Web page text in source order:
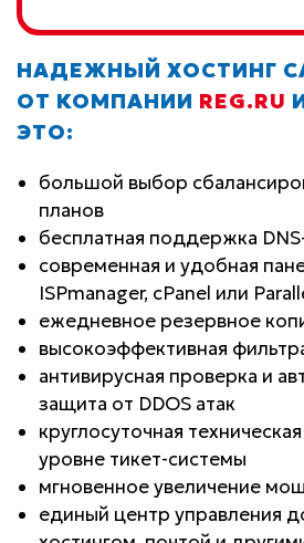
НАДЕЖНЫЙ ХОСТИНГ
ОТ КОМПАНИИ REG.RU
ЭТО:
большой выбор
планов
бесплатная поддержка
современная и удобная
ISPmanager, cPanel или
ежедневное резервное
высокоэффективная
антивирусная проверка и
защита от DDOS атак
круглосуточная
уровне тикет-системы
мгновенное увеличение
единый центр управления